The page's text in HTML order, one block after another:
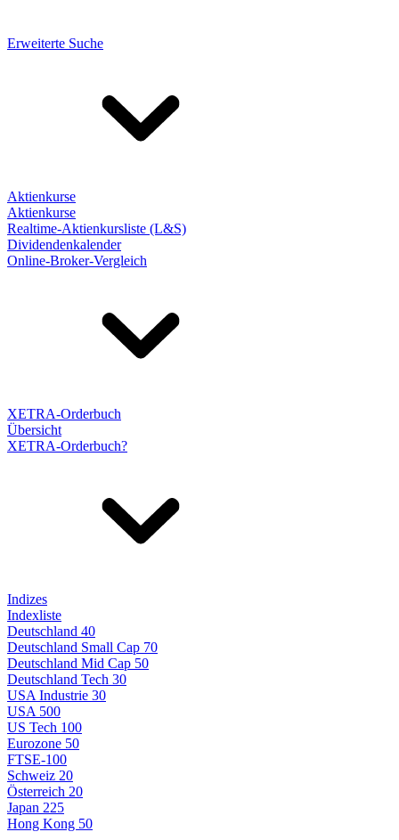
Erweiterte Suche
Aktienkurse
Aktienkurse
Realtime-Aktienkursliste (L&S)
Dividendenkalender
Online-Broker-Vergleich
XETRA-Orderbuch
Übersicht
XETRA-Orderbuch?
Indizes
Indexliste
Deutschland 40
Deutschland Small Cap 70
Deutschland Mid Cap 50
Deutschland Tech 30
USA Industrie 30
USA 500
US Tech 100
Eurozone 50
FTSE-100
Schweiz 20
Österreich 20
Japan 225
Hong Kong 50